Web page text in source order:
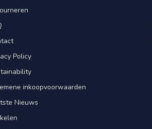
Policy
inkoopvoorwaarden
Nieuws